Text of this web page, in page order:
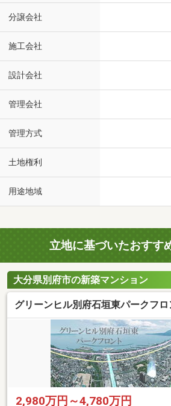
分譲会社
施工会社
設計会社
管理会社
管理方式
土地権利
用途地域
立地に基づいたおすす
大分県別府市の新築マンション
グリーンヒル別府石垣東パークフ
2,980万円～4,780万円